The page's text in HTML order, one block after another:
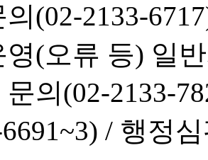
(02-2133-
(오류 등) 일
의(02-2133-
/ 행정심